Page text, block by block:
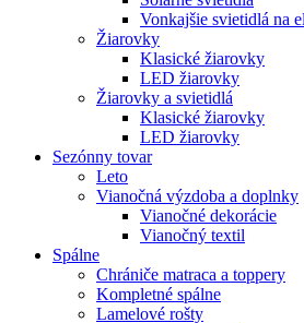
Vonkajšie svietidlá na
Žiarovky
Klasické žiarovky
LED žiarovky
Žiarovky a svietidlá
Klasické žiarovky
LED žiarovky
Sezónny tovar
Leto
Vianočná výzdoba a doplnky
Vianočné dekorácie
Vianočný textil
Spálne
Chrániče matraca a toppery
Kompletné spálne
Lamelové rošty